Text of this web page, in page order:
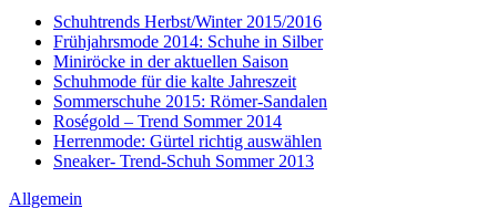
Schuhtrends Herbst/Winter 2015/2016
Frühjahrsmode 2014: Schuhe in Silber
Miniröcke in der aktuellen Saison
Schuhmode für die kalte Jahreszeit
Sommerschuhe 2015: Römer-Sandalen
Roségold – Trend Sommer 2014
Herrenmode: Gürtel richtig auswählen
Sneaker- Trend-Schuh Sommer 2013
Allgemein